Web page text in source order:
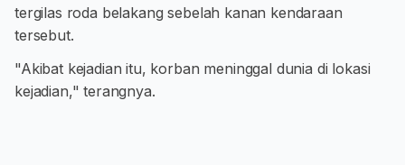
tergilas roda belakang sebelah kanan kendaraan
tersebut.
"Akibat kejadian itu, korban meninggal dunia di lokasi
kejadian," terangnya.